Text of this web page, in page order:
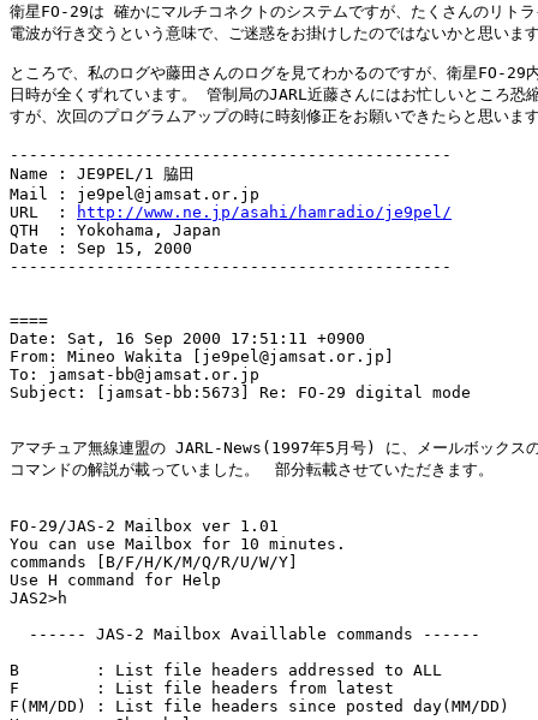
衛星FO-29は 確かにマルチコネクトのシステムですが、たくさんのリト
電波が行き交うという意味で、ご迷惑をお掛けしたのではないかと思いま
ところで、私のログや藤田さんのログを見てわかるのですが、衛星FO-29
日時が全くずれています。 管制局のJARL近藤さんにはお忙しいところ恐
すが、次回のプログラムアップの時に時刻修正をお願いできたらと思いま
----------------------------------------------
Name : JE9PEL/1 脇田
Mail : je9pel@jamsat.or.jp
URL  :
http://www.ne.jp/asahi/hamradio/je9pel/
QTH  : Yokohama, Japan
Date : Sep 15, 2000
----------------------------------------------
====
Date: Sat, 16 Sep 2000 17:51:11 +0900
From: Mineo Wakita [je9pel@jamsat.or.jp]
To: jamsat-bb@jamsat.or.jp
Subject: [jamsat-bb:5673] Re: FO-29 digital mode
アマチュア無線連盟の JARL-News(1997年5月号) に、メールボックス
コマンドの解説が載っていました。　部分転載させていただきます。
FO-29/JAS-2 Mailbox ver 1.01
You can use Mailbox for 10 minutes.
commands [B/F/H/K/M/Q/R/U/W/Y]
Use H command for Help
JAS2>h
  ------ JAS-2 Mailbox Availlable commands ------
B        : List file headers addressed to ALL
F        : List file headers from latest
F(MM/DD) : List file headers since posted day(MM/DD)